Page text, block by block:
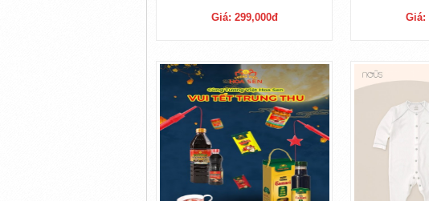
Giá: 299,000đ Giá: